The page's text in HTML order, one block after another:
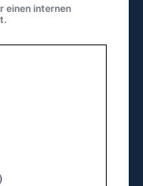
einen internen